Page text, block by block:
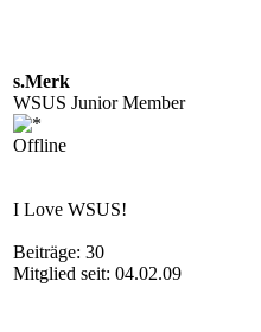
s.Merk
WSUS Junior Member
Offline
I Love WSUS!
Beiträge: 30
Mitglied seit: 04.02.09